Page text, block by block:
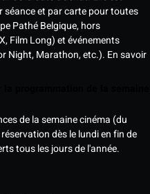
séance et par carte pour toutes
Pathé Belgique, hors
Film Long) et événements
Night, Marathon, etc.). En savoir
de la semaine cinéma (du
dès le lundi en fin de
tous les jours de l'année.